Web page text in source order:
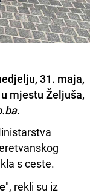
31. maja,
mjestu Željuša,
.
s ceste.
", rekli su iz